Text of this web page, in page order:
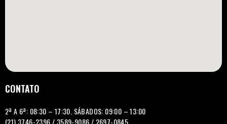
CONTATO
2ª A 6ª: 08:30 – 17:30. SÁBADOS: 09:00 – 13:00
(21) 3746-2396 / 3589-9086 / 2697-0845